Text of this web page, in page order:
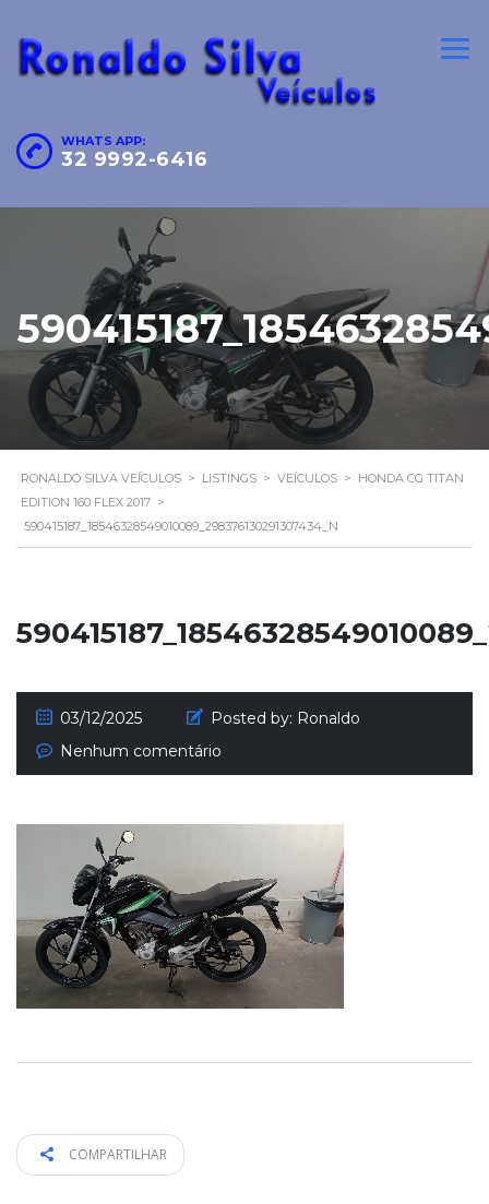
WHATS APP:
32 9992-6416
RONALDO SILVA VEÍCULOS > LISTINGS > VEÍCULOS > HONDA CG TITAN
EDITION 160 FLEX 2017 >
590415187_18546328549010089_298376130291307434_N
03/12/2025 Posted by: Ronaldo
Nenhum comentário
COMPARTILHAR